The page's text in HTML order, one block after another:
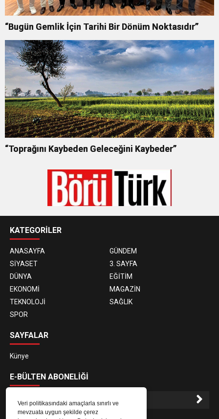
Veri politikasındaki amaçlarla sınırlı ve
mevzuata uygun şekilde çerez
“Bugün Gemlik İçin Tarihi Bir Dönüm Noktasıdır”
“Toprağını Kaybeden Geleceğini Kaybeder”
KATEGORİLER
ANASAYFA
GÜNDEM
SİYASET
3. SAYFA
DÜNYA
EĞİTİM
EKONOMİ
MAGAZİN
TEKNOLOJİ
SAĞLIK
SPOR
SAYFALAR
Künye
E-BÜLTEN ABONELİĞİ
E-Bülten aboneliği ile haberlere daha hızlı erişin.